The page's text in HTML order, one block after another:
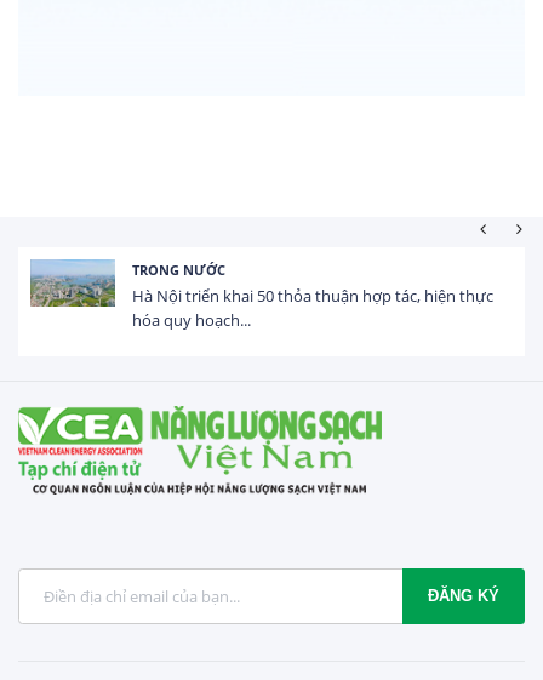
HOẠT ĐỘNG ĐẦU TƯ
Tổng vốn FDI đăng ký vào Việt Nam đạt gần 25 tỷ
USD trong 5 tháng...
ĐĂNG KÝ